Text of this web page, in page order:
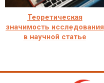
Теоретическая
значимость исследования
в научной статье